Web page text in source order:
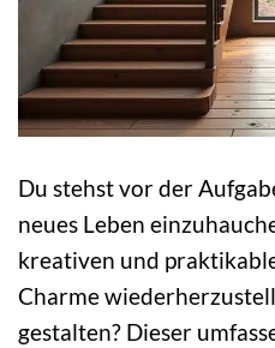
Du stehst vor der
neues Leben
kreativen und
Charme
gestalten? Dieser